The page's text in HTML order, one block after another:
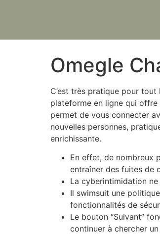
Omegle
C’est très pratique pour
plateforme en ligne qui offre
permet de vous connecter
nouvelles personnes,
enrichissante.
En effet, de nombreux
entraîner des fuites de
La cyberintimidation
Il swimsuit une
fonctionnalités de
Le bouton “Suivant”
continuer à chercher